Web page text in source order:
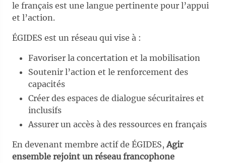
le français est une langue pertinente pour l’appui
et l’action.
ÉGIDES est un réseau qui vise à :
Favoriser la concertation et la mobilisation
Soutenir l’action et le renforcement des
capacités
Créer des espaces de dialogue sécuritaires et
inclusifs
Assurer un accès à des ressources en français
En devenant membre actif de ÉGIDES,Agir
ensemble rejoint un réseau francophone